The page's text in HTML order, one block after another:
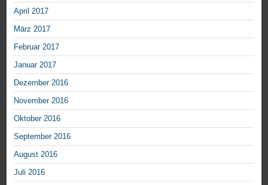
April 2017
März 2017
Februar 2017
Januar 2017
Dezember 2016
November 2016
Oktober 2016
September 2016
August 2016
Juli 2016